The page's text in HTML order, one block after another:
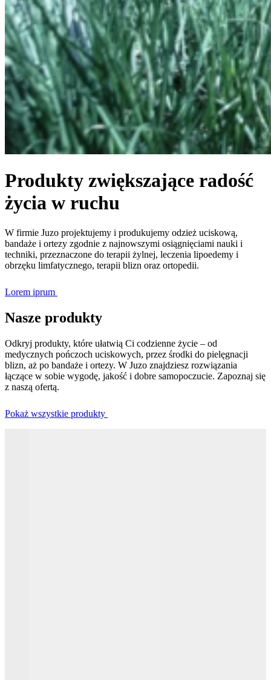
Produkty zwiększające radość
życia w ruchu
W firmie Juzo projektujemy i produkujemy odzież uciskową,
bandaże i ortezy zgodnie z najnowszymi osiągnięciami nauki i
techniki, przeznaczone do terapii żylnej, leczenia lipoedemy i
obrzęku limfatycznego, terapii blizn oraz ortopedii.
Lorem iprum
Nasze produkty
Odkryj produkty, które ułatwią Ci codzienne życie – od
medycznych pończoch uciskowych, przez środki do pielęgnacji
blizn, aż po bandaże i ortezy. W Juzo znajdziesz rozwiązania
łączące w sobie wygodę, jakość i dobre samopoczucie. Zapoznaj się
z naszą ofertą.
Pokaż wszystkie produkty